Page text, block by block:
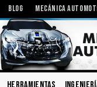
BLOG MECÁNICA
Herramientas